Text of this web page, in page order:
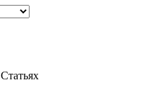
Статьях